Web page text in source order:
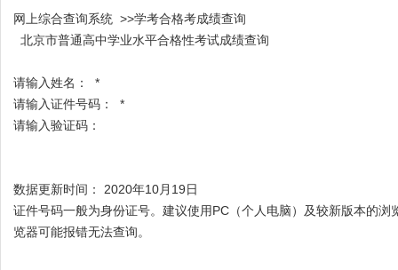
网上综合查询系统 >>学考合格考成绩查询
北京市普通高中学业水平合格性考试成绩查询
请输入姓名： *
请输入证件号码： *
请输入验证码：
数据更新时间： 2020年10月19日
证件号码一般为身份证号。建议使用PC（个人电脑）及较新版本的浏
览器可能报错无法查询。